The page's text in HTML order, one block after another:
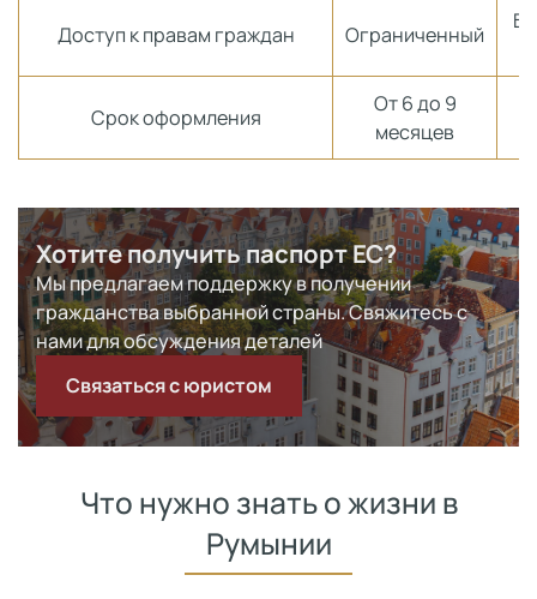
Доступ к правам граждан Ограниченный
Срок оформления
От 6 до 9
месяцев
Хотите получить паспорт ЕС?
Мы предлагаем поддержку в получении
гражданства выбранной страны. Свяжитесь с
нами для обсуждения деталей
Связаться с юристом
Что нужно знать о жизни в
Румынии